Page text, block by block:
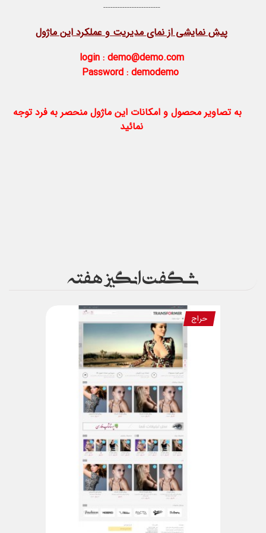
------------------------
پیش نمایشی از نمای مدیریت و عملکرد این ماژول
login :demo@demo.com
Password :demodemo
به تصاویر محصول و امکانات این ماژول منحصر به فرد توجه
نمائید
شگفت انگیز هفته
حراج